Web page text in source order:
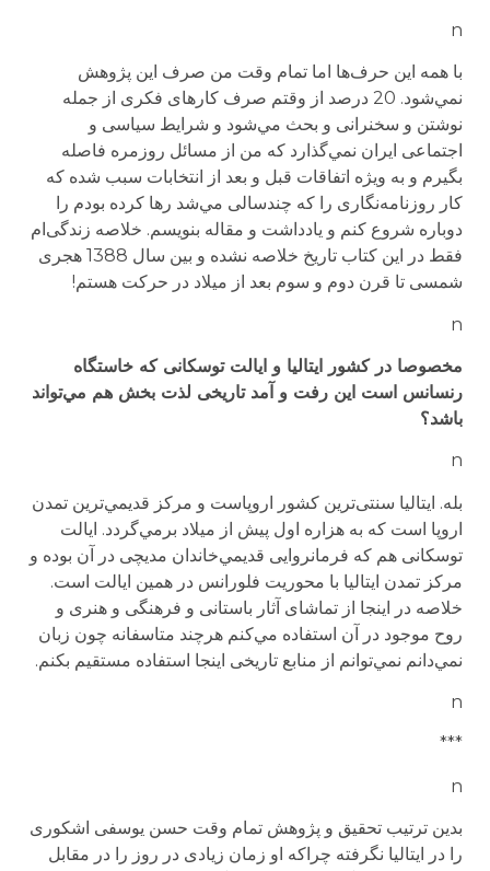
n
با همه این حرف‌ها اما تمام وقت من صرف این پژوهش
نمي‌شود. 20 درصد از وقتم صرف کارهای فکری از جمله
نوشتن و سخنرانی و بحث مي‌شود و شرایط سیاسی و
اجتماعی ایران نمي‌گذارد که من از مسائل روزمره فاصله
بگیرم و به ویژه اتفاقات قبل و بعد از انتخابات سبب شده که
کار روزنامه‌نگاری را که چندسالی مي‌شد رها کرده بودم را
دوباره شروع کنم و یادداشت و مقاله بنویسم. خلاصه زندگی‌ام
فقط در این کتاب تاریخ خلاصه نشده و بین سال 1388 هجری
شمسی تا قرن دوم و سوم بعد از میلاد در حرکت هستم!
n
مخصوصا در کشور ایتالیا و ایالت توسکانی که خاستگاه
رنسانس است این رفت و آمد تاریخی لذت بخش هم مي‌تواند
باشد؟
n
بله. ایتالیا سنتی‌ترین کشور اروپاست و مرکز قدیمي‌ترین تمدن
اروپا است که به هزاره اول پیش از میلاد برمي‌گردد. ایالت
توسکانی هم که فرمانروایی قدیمي‌خاندان مدیچی در آن بوده و
مرکز تمدن ایتالیا با محوریت فلورانس در همین ایالت است.
خلاصه در اینجا از تماشای آثار باستانی و فرهنگی و هنری و
روح موجود در آن استفاده مي‌کنم هرچند متاسفانه چون زبان
نمي‌دانم نمي‌توانم از منابع تاریخی اینجا استفاده مستقیم بکنم.
n
***
n
بدین ترتیب تحقیق و پژوهش تمام وقت حسن یوسفی اشکوری
را در ایتالیا نگرفته چراکه او زمان زیادی در روز را در مقابل